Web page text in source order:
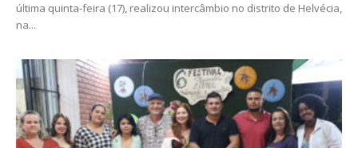
última quinta-feira (17), realizou intercâmbio no distrito de Helvécia,
na...